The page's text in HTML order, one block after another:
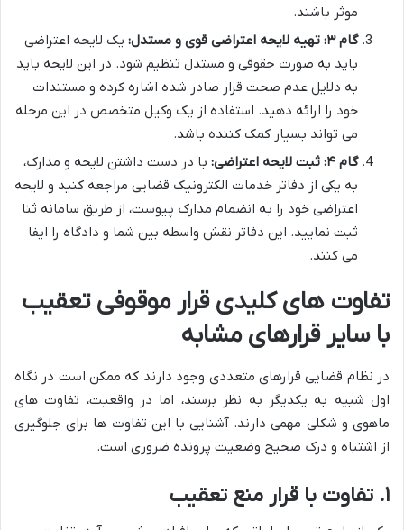
موثر باشند.
گام ۳: تهیه لایحه اعتراضی قوی و مستدل:
یک لایحه اعتراضی
باید به صورت حقوقی و مستدل تنظیم شود. در این لایحه باید
به دلایل عدم صحت قرار صادر شده اشاره کرده و مستندات
خود را ارائه دهید. استفاده از یک وکیل متخصص در این مرحله
می تواند بسیار کمک کننده باشد.
گام ۴: ثبت لایحه اعتراضی:
با در دست داشتن لایحه و مدارک،
به یکی از دفاتر خدمات الکترونیک قضایی مراجعه کنید و لایحه
اعتراضی خود را به انضمام مدارک پیوست، از طریق سامانه ثنا
ثبت نمایید. این دفاتر نقش واسطه بین شما و دادگاه را ایفا
می کنند.
تفاوت های کلیدی قرار موقوفی تعقیب
با سایر قرارهای مشابه
در نظام قضایی قرارهای متعددی وجود دارند که ممکن است در نگاه
اول شبیه به یکدیگر به نظر برسند، اما در واقعیت، تفاوت های
ماهوی و شکلی مهمی دارند. آشنایی با این تفاوت ها برای جلوگیری
از اشتباه و درک صحیح وضعیت پرونده ضروری است.
۱. تفاوت با قرار منع تعقیب